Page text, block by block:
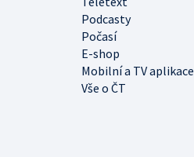
Podcasty
Počasí
E-shop
Mobilní a TV aplikace
Vše o ČT